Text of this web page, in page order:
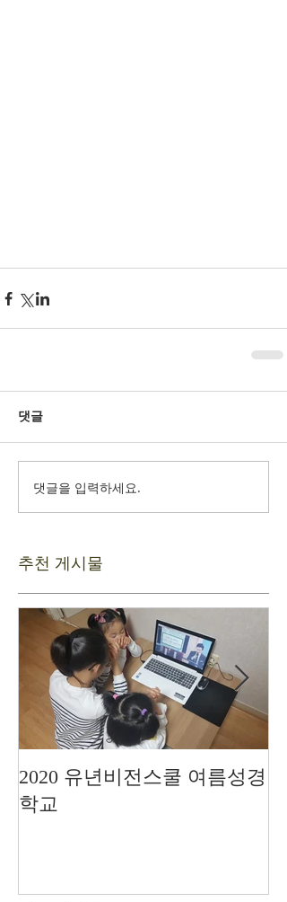
댓글
댓글을 입력하세요.
추천 게시물
2020 유년비전스쿨 여름성경
학교